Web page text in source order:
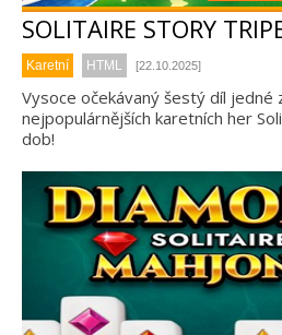
SOLITAIRE STORY
Karetní HTML [22.10.2025]
Vysoce očekávaný šestý díl jedné
nejpopulárnějších karetních her
dob!